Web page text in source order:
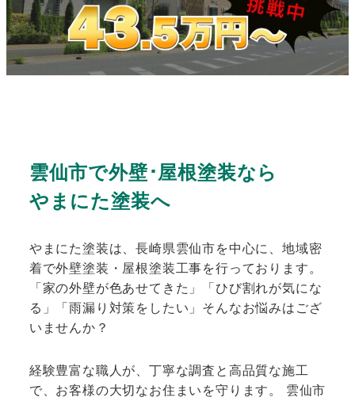
雲仙市で外壁･屋根塗装なら
やまにた塗装へ
やまにた塗装は、長崎県雲仙市を中心に、地域密
着で外壁塗装・屋根塗装工事を行っております。
「家の外壁が色あせてきた」「ひび割れが気にな
る」「雨漏り対策をしたい」そんなお悩みはござ
いませんか？
経験豊富な職人が、丁寧な調査と高品質な施工
で、お客様の大切なお住まいを守ります。 雲仙市